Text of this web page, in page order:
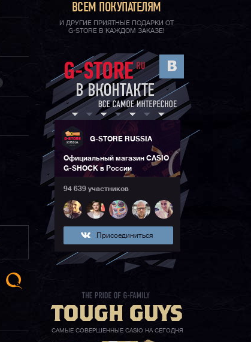
ВСЕМ ПОКУПАТЕЛЯМ
И ДРУГИЕ ПРИЯТНЫЕ ПОДАРКИ ОТ
G-STORE В КАЖДОМ ЗАКАЗЕ!
G-STORE RUSSIA
Официальный магазин CASIO
G-SHOCK в России
94 639 участников
Присоединиться
САМЫЕ СОВЕРШЕННЫЕ CASIO НА СЕГОДНЯ